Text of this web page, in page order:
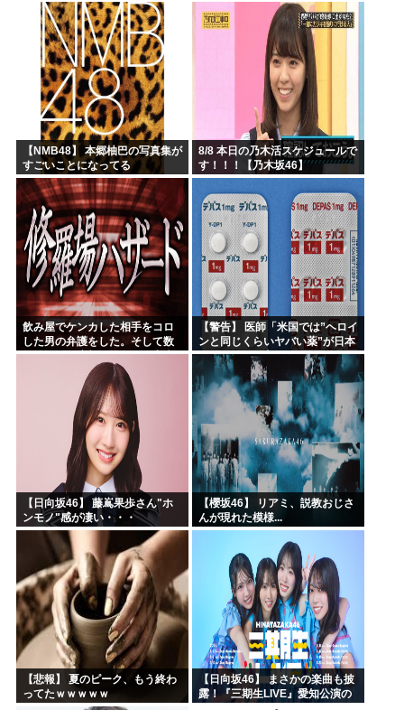
微妙な漫画を巻頭カラーにした
せいで100万部切る
【NMB48】 本郷柚巴の写真集が
すごいことになってる
8/8 本日の乃木活スケジュールで
す！！！【乃木坂46】
飲み屋でケンカした相手をコロ
した男の弁護をした。そして数
年後、因果応報を思わせる出来
【警告】 医師「米国では”ヘロイ
ンと同じくらいヤバい薬”が日本
では平気で処方されてる」
【日向坂46】 藤嶌果歩さん"ホ
ンモノ"感が凄い・・・
【櫻坂46】 リアミ、説教おじさ
んが現れた模様...
【悲報】 夏のピーク、もう終わ
ってたｗｗｗｗｗ
【日向坂46】 まさかの楽曲も披
露！『三期生LIVE』愛知公演の